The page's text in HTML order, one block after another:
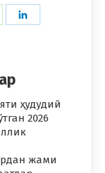
ҳудудий
2026
жами